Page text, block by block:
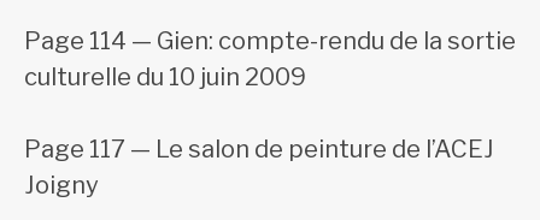
Page 114 — Gien: compte-rendu de la sortie
culturelle du 10 juin 2009
Page 117 — Le salon de peinture de l’ACEJ
Joigny